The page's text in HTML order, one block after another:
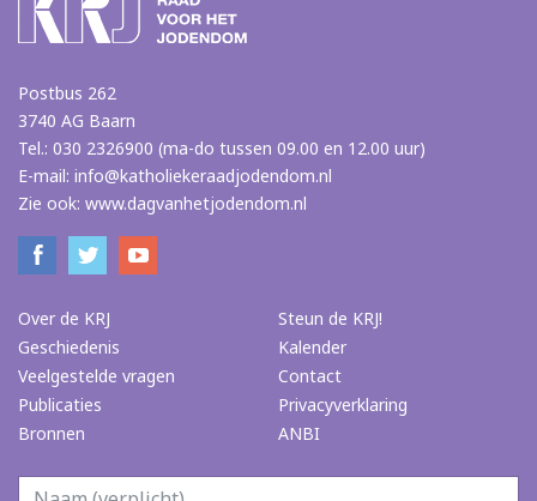
Postbus 262
3740 AG Baarn
Tel.: 030 2326900 (ma-do tussen 09.00 en 12.00 uur)
E-mail: info@katholiekeraadjodendom.nl
Zie ook: www.dagvanhetjodendom.nl
Over de KRJ
Geschiedenis
Veelgestelde vragen
Publicaties
Bronnen
Steun de KRJ!
Kalender
Contact
Privacyverklaring
ANBI